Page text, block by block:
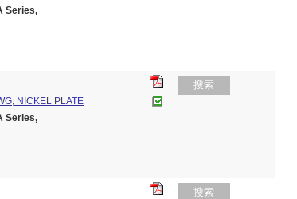
Series,
NICKEL PLATE
Series,
搜索
搜索